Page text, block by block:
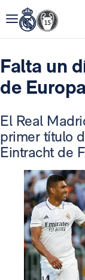
Falta un
de Europa
El Real
primer título
Eintracht de